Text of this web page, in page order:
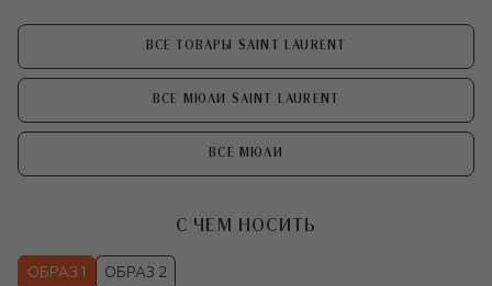
ВСЕ ТОВАРЫ SAINT LAURENT
ВСЕ МЮЛИ SAINT LAURENT
ВСЕ МЮЛИ
С ЧЕМ НОСИТЬ
ОБРАЗ 1 ОБРАЗ 2